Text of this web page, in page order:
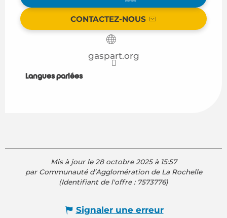
CONTACTEZ-NOUS
gaspart.org
Langues parlées
Langues parlées
Mis à jour le 28 octobre 2025 à 15:57
par Communauté d’Agglomération de La Rochelle
(Identifiant de l'offre : 7573776)
Signaler une erreur